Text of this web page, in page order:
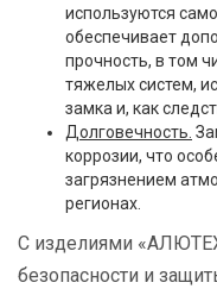
используются
обеспечивает
прочность, в том
тяжелых систем,
замка и, как
Долговечность.
коррозии, что
загрязнением
регионах.
С изделиями
безопасности и